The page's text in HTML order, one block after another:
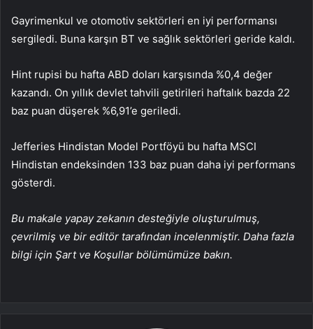
Gayrimenkul ve otomotiv sektörleri en iyi performansı
sergiledi. Buna karşın BT ve sağlık sektörleri geride kaldı.
Hint rupisi bu hafta ABD doları karşısında %0,4 değer
kazandı. On yıllık devlet tahvili getirileri haftalık bazda 22
baz puan düşerek %6,91’e geriledi.
Jefferies Hindistan Model Portföyü bu hafta MSCI
Hindistan endeksinden 133 baz puan daha iyi performans
gösterdi.
Bu makale yapay zekanın desteğiyle oluşturulmuş,
çevrilmiş ve bir editör tarafından incelenmiştir. Daha fazla
bilgi için Şart ve Koşullar bölümümüze bakın.